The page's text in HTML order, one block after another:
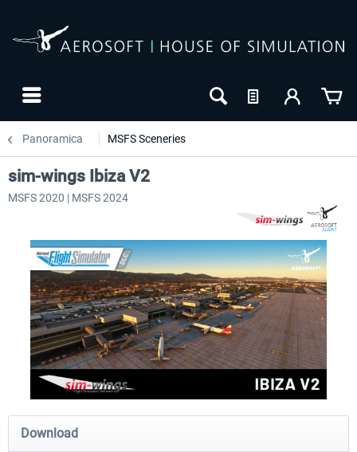
Panoramica MSFS Sceneries
Aerosoft Mega Airport Brussels Aerosoft Airport Cologne/
sim-wings Ibiza V2
MSFS 2020 | MSFS 2024
Download